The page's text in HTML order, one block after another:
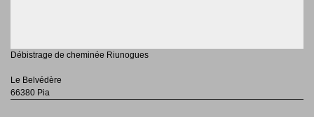
Débistrage de cheminée Riunogues
Le Belvédère
66380 Pia